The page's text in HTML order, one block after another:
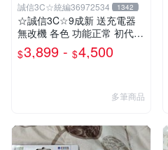
誠信3C☆統編36972534 1342
☆誠信3C☆9成新 送充電器
無改機 各色 功能正常 初代
小 3DS 主機 二手 賣3千8~4
千8也可用各式物品換
$3,899 - $4,500
多筆商品